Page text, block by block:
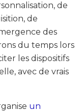
de
de
des
du temps lors
les dispositifs
avec de vrais
un